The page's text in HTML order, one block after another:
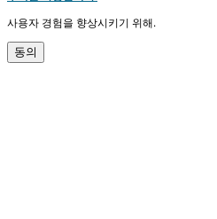
사용자 경험을 향상시키기 위해.
동의